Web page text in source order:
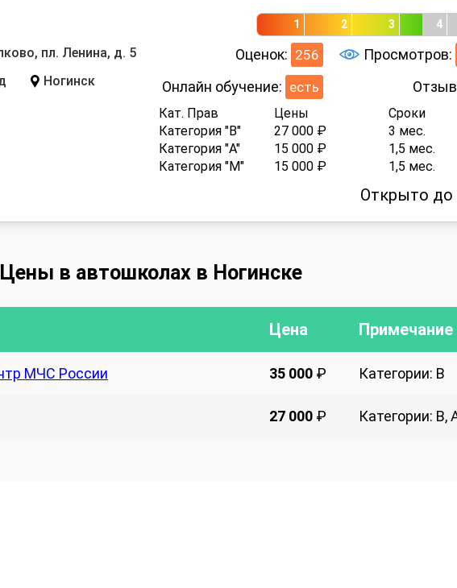
пл. Ленина, д. 5
Ногинск
1 2 3 4
Оценок: 256
Просмотров:
Онлайн обучение: есть
Кат. Прав Цены
Сроки
Категория "B"
27 000 ₽
3 мес.
Категория "A"
15 000 ₽
1,5 мес.
Категория "M"
15 000 ₽
1,5 мес.
Открыто до
Цены в автошколах в Ногинске
Цена Примечание
МЧС России 35 000 ₽ Категории: B
27 000 ₽ Категории: B,